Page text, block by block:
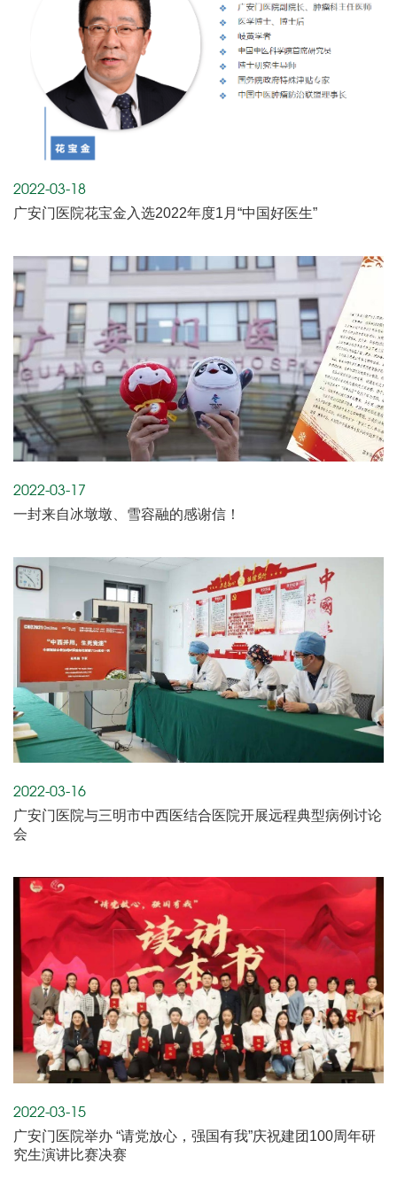
2022-03-18
广安门医院花宝金入选2022年度1月“中国好医生”
2022-03-17
一封来自冰墩墩、雪容融的感谢信！
2022-03-16
广安门医院与三明市中西医结合医院开展远程典型病例讨论
会
2022-03-15
广安门医院举办 “请党放心，强国有我”庆祝建团100周年研
究生演讲比赛决赛